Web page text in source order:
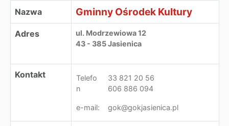
Gminny Ośrodek Kultury
Nazwa Gminny Ośrodek Kultury
Adres
ul. Modrzewiowa 12
43 - 385 Jasienica
Kontakt
Telefo
n
33 821 20 56
606 886 094
e-mail: gok@gokjasienica.pl